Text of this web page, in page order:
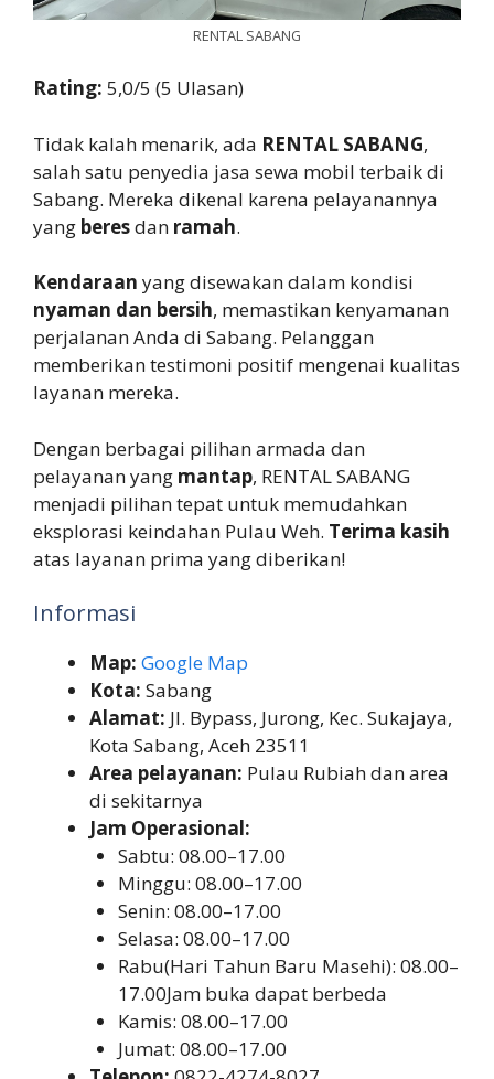
RENTAL SABANG
Rating: 5,0/5 (5 Ulasan)
Tidak kalah menarik, ada RENTAL SABANG,
salah satu penyedia jasa sewa mobil terbaik di
Sabang. Mereka dikenal karena pelayanannya
yang beresdan ramah.
Kendaraan yang disewakan dalam kondisi
nyaman dan bersih, memastikan kenyamanan
perjalanan Anda di Sabang. Pelanggan
memberikan testimoni positif mengenai kualitas
layanan mereka.
Dengan berbagai pilihan armada dan
pelayanan yang mantap, RENTAL SABANG
menjadi pilihan tepat untuk memudahkan
eksplorasi keindahan Pulau Weh. Terima kasih
atas layanan prima yang diberikan!
Informasi
Map: Google Map
Kota: Sabang
Alamat: Jl. Bypass, Jurong, Kec. Sukajaya,
Kota Sabang, Aceh 23511
Area pelayanan: Pulau Rubiah dan area
di sekitarnya
Jam Operasional:
Sabtu: 08.00–17.00
Minggu: 08.00–17.00
Senin: 08.00–17.00
Selasa: 08.00–17.00
Rabu(Hari Tahun Baru Masehi): 08.00–
17.00Jam buka dapat berbeda
Kamis: 08.00–17.00
Jumat: 08.00–17.00